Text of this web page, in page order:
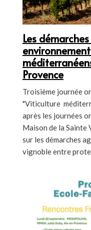
Les
Provence
Troisième journée
"Viticulture
après les journées
Maison de la
sur les démarches
vignoble entre